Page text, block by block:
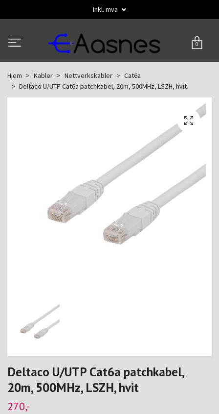
Inkl. mva
0
Hjem Kabler Nettverkskabler
Cat6a
Deltaco U/UTP Cat6a patchkabel, 20m, 500MHz, LSZH, hvit
Deltaco U/UTP Cat6a patchkabel,
20m, 500MHz, LSZH, hvit
270,-